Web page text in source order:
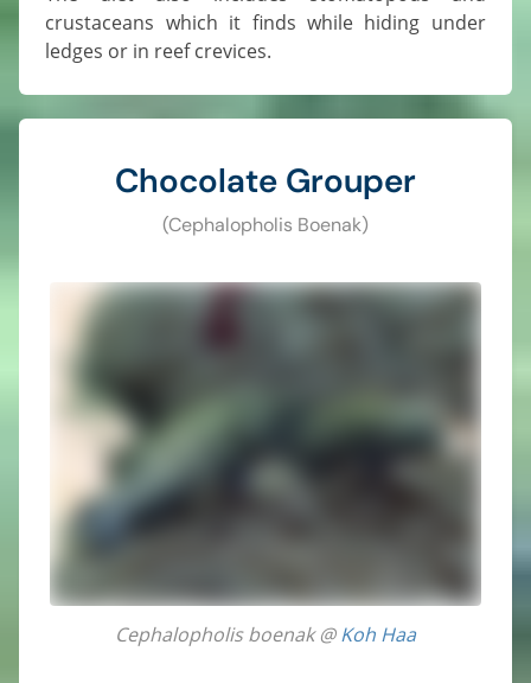
crustaceans which it finds while hiding under
ledges or in reef crevices.
Chocolate Grouper
(Cephalopholis Boenak)
Cephalopholis boenak @Koh Haa